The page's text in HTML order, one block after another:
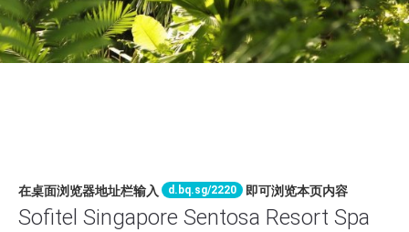
在桌面浏览器地址栏输入 d.bq.sg/2220 即可浏览本页内容
Sofitel Singapore Sentosa Resort Spa